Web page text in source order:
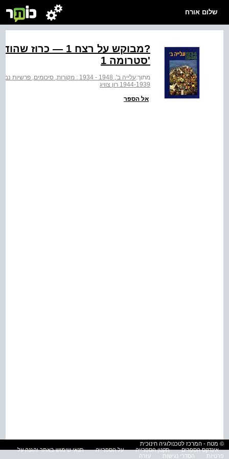
שלום אורח
?מבוקש על
'סטרומה 1
מתוך:עלייה ב', 1948 - 1934 : מקורות, סיכומים, פרשיות נבחרות וחומר עזר
1944-1939 רון צוויג
אל הספר
© מטח - המרכז לטכנולוגיה חינוכית
אינדקס הספרים
תקנון הספרייה על הספרייה
תנאי שימוש באתר והגנה על
פרטיות
הסדרי נגישות עזרה